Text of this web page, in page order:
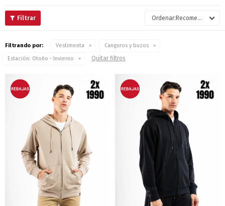
Recomendados
Filtrando por: Vestimenta
Canguros y buzos
Estación: Otoño - Invierno Quitar filtros